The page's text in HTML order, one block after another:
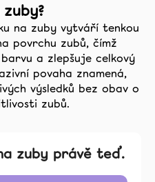
na zuby vytváří tenkou
povrchu zubů, čímž
a zlepšuje celkový
povaha znamená,
výsledků bez obav o
zubů.
zuby právě teď.